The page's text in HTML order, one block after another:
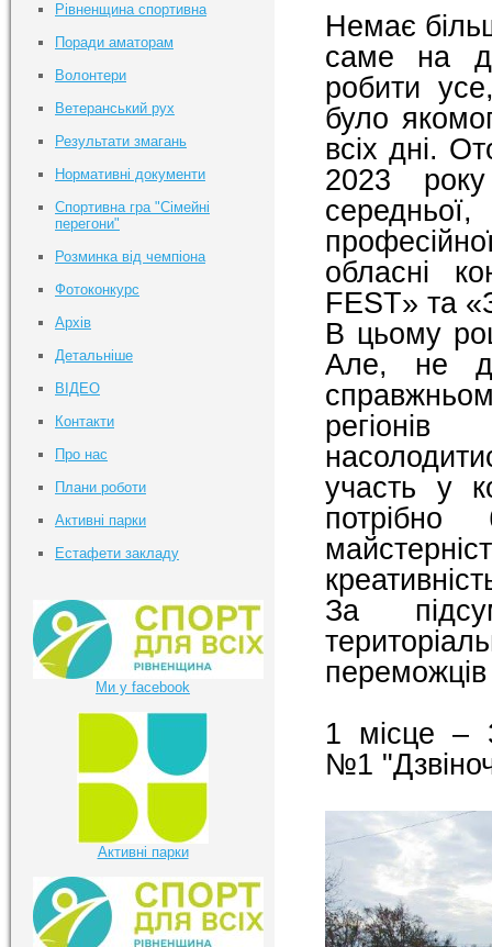
Немає
саме на
робити
було
всіх дні.
2023
обласні
FEST» та
В цьому
Але, не
участь у
За
переможців
1 місце –
№1
Рівненщина спортивна
Поради аматорам
Волонтери
Ветеранський рух
Результати змагань
Нормативні документи
Спортивна гра "Сімейні
перегони"
Розминка від чемпіона
Фотоконкурс
Архів
Детальніше
ВІДЕО
Контакти
Про нас
Плани роботи
Активні парки
Естафети закладу
Ми у facebook
Активні парки